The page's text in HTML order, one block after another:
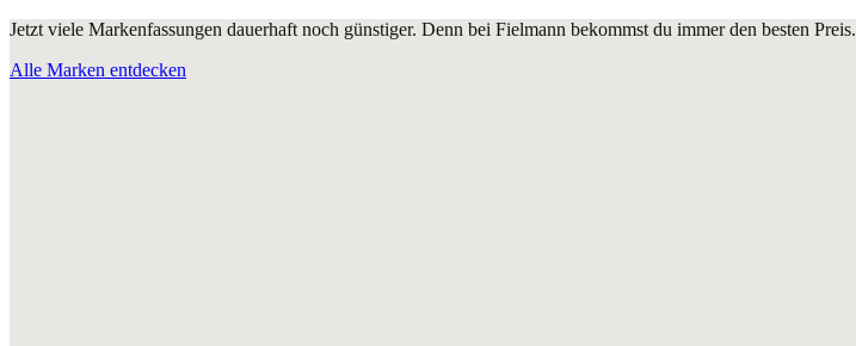
Jetzt viele Markenfassungen dauerhaft noch günstiger. Denn bei Fielmann bekommst du immer den besten Preis.
Alle Marken entdecken